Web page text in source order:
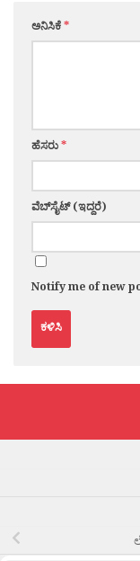
ಅನಿಸಿಕೆ*
ಹೆಸರು*
ವೆಬ್‌ಸೈಟ್ (ಇದ್ದರೆ)
Notify me of new